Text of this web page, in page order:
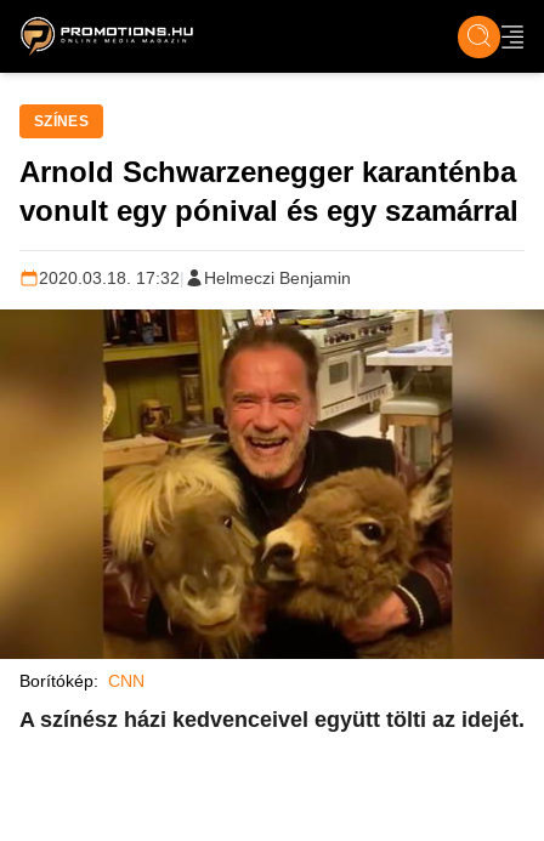
ZENE, FILM & KULT ÉLET TECH &
SZÍNES
Arnold Schwarzenegger karanténba
vonult egy pónival és egy szamárral
2020.03.18. 17:32| Helmeczi Benjamin
Borítókép: CNN
A színész házi kedvenceivel együtt tölti az idejét.